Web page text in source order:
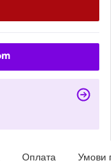
Оплата Умови